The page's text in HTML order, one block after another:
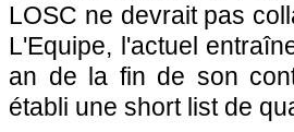
LOSC ne devrait pas
L'Equipe, l'actuel
an de la fin de son
établi une short list de